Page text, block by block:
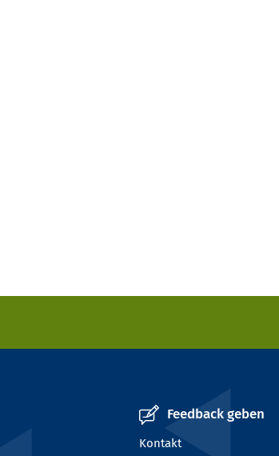
Feedback geben
Kontakt